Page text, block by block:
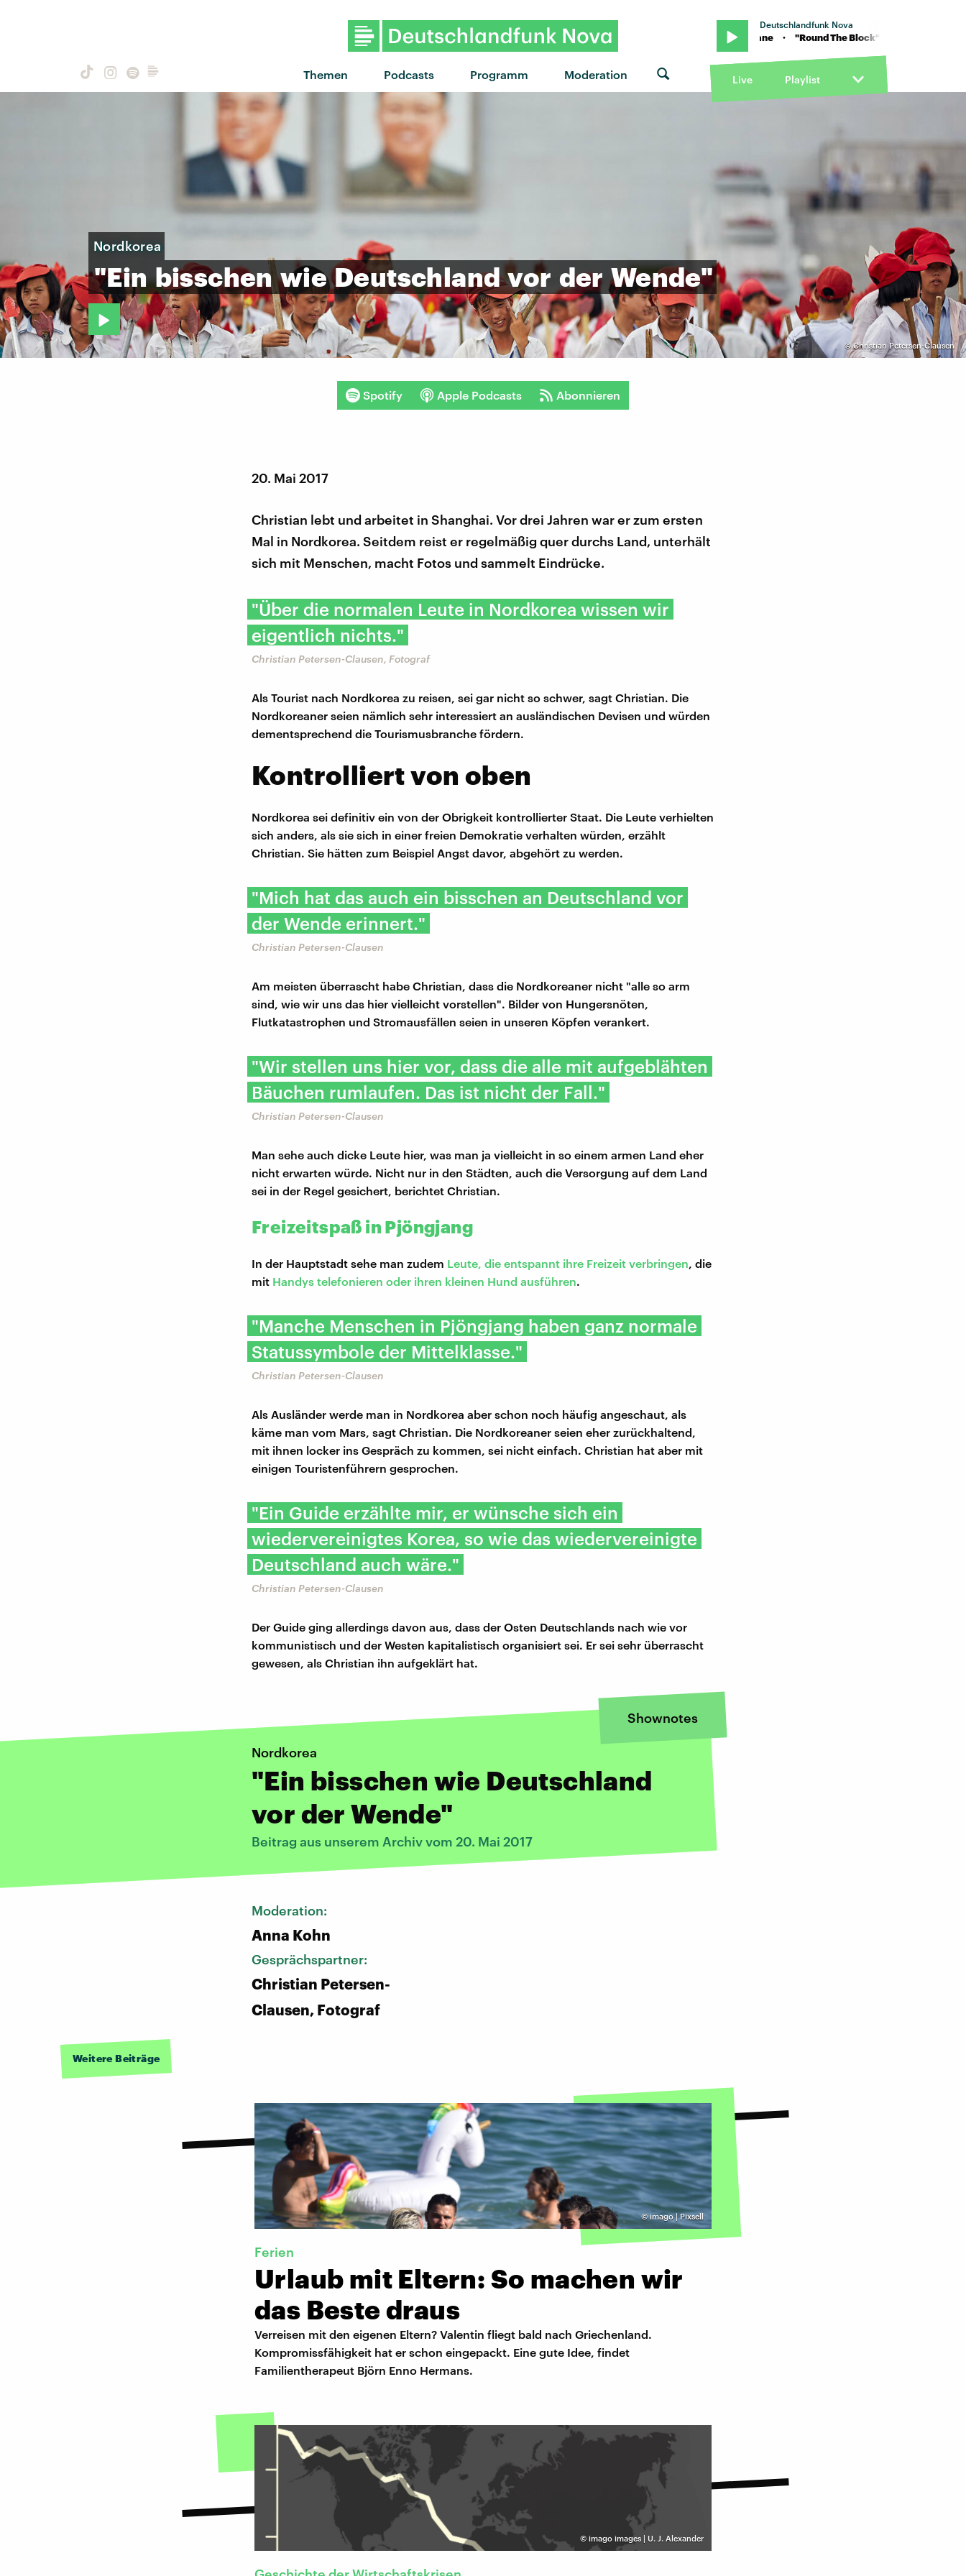
Themen Podcasts Programm Moderation
Deutschlandfunk Nova
"Round The Block" von 49th & Main feat. Jane · "Round The Block" von 49th & Main feat. Jane ·
Live Playlist
©Christian Petersen-Clausen
Nordkorea
"Ein bisschen wie Deutschland vor der Wende"
Spotify Apple Podcasts Abonnieren
20. Mai 2017
Christian lebt und arbeitet in Shanghai. Vor drei Jahren war er zum ersten
Mal in Nordkorea. Seitdem reist er regelmäßig quer durchs Land, unterhält
sich mit Menschen, macht Fotos und sammelt Eindrücke.
"Über die normalen Leute in Nordkorea wissen wir
eigentlich nichts."
Christian Petersen-Clausen, Fotograf
Als Tourist nach Nordkorea zu reisen, sei gar nicht so schwer, sagt Christian. Die
Nordkoreaner seien nämlich sehr interessiert an ausländischen Devisen und würden
dementsprechend die Tourismusbranche fördern.
Kontrolliert von oben
Nordkorea sei definitiv ein von der Obrigkeit kontrollierter Staat. Die Leute verhielten
sich anders, als sie sich in einer freien Demokratie verhalten würden, erzählt
Christian. Sie hätten zum Beispiel Angst davor, abgehört zu werden.
"Mich hat das auch ein bisschen an Deutschland vor
der Wende erinnert."
Christian Petersen-Clausen
Am meisten überrascht habe Christian, dass die Nordkoreaner nicht "alle so arm
sind, wie wir uns das hier vielleicht vorstellen". Bilder von Hungersnöten,
Flutkatastrophen und Stromausfällen seien in unseren Köpfen verankert.
"Wir stellen uns hier vor, dass die alle mit aufgeblähten
Bäuchen rumlaufen. Das ist nicht der Fall."
Christian Petersen-Clausen
Man sehe auch dicke Leute hier, was man ja vielleicht in so einem armen Land eher
nicht erwarten würde. Nicht nur in den Städten, auch die Versorgung auf dem Land
sei in der Regel gesichert, berichtet Christian.
Freizeitspaß in Pjöngjang
In der Hauptstadt sehe man zudem Leute, die entspannt ihre Freizeit verbringen, die
mit Handys telefonieren oder ihren kleinen Hund ausführen.
"Manche Menschen in Pjöngjang haben ganz normale
Statussymbole der Mittelklasse."
Christian Petersen-Clausen
Als Ausländer werde man in Nordkorea aber schon noch häufig angeschaut, als
käme man vom Mars, sagt Christian. Die Nordkoreaner seien eher zurückhaltend,
mit ihnen locker ins Gespräch zu kommen, sei nicht einfach. Christian hat aber mit
einigen Touristenführern gesprochen.
"Ein Guide erzählte mir, er wünsche sich ein
wiedervereinigtes Korea, so wie das wiedervereinigte
Deutschland auch wäre."
Christian Petersen-Clausen
Der Guide ging allerdings davon aus, dass der Osten Deutschlands nach wie vor
kommunistisch und der Westen kapitalistisch organisiert sei. Er sei sehr überrascht
gewesen, als Christian ihn aufgeklärt hat.
Shownotes
Nordkorea
"Ein bisschen wie Deutschland
vor der Wende"
Beitrag aus unserem Archiv vom 20. Mai 2017
Moderation:
Anna Kohn
Gesprächspartner:
Christian Petersen-
Clausen, Fotograf
Weitere Beiträge
©imago | Pixsell
Ferien
Urlaub mit Eltern: So machen wir
das Beste draus
Verreisen mit den eigenen Eltern? Valentin fliegt bald nach Griechenland.
Kompromissfähigkeit hat er schon eingepackt. Eine gute Idee, findet
Familientherapeut Björn Enno Hermans.
© imago images | U. J. Alexander